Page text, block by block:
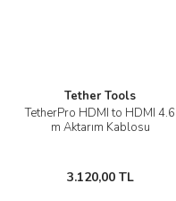
Tether Tools
TetherPro HDMI to HDMI 4.6
m Aktarım Kablosu
3.120,00 TL